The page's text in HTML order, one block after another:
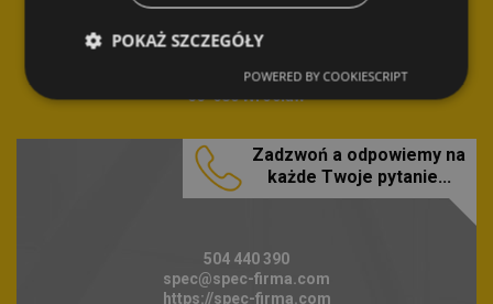
SPEC Smart Cleaning Sp. z o.o.
ul. Braniborska 14
53-680 Wrocław
Zadzwoń a odpowiemy na
każde Twoje pytanie...
504 440 390
spec@spec-firma.com
https://spec-firma.com
POKAŻ SZCZEGÓŁY
POWERED BY COOKIESCRIPT